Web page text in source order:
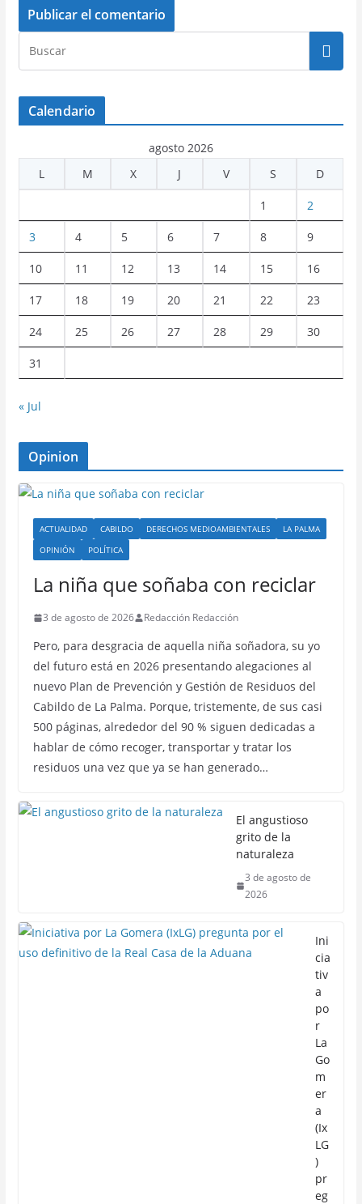
Calendario
agosto 2026
L
M X J V S D
1 2
3 4 5 6 7 8 9
10 11 12 13 14 15 16
17 18 19 20 21 22 23
24 25 26 27 28 29 30
31
« Jul
Opinion
ACTUALIDAD CABILDO DERECHOS MEDIOAMBIENTALES
LA PALMA
OPINIÓN
POLÍTICA
La niña que soñaba con reciclar
3 de agosto de 2026 Redacción Redacción
Pero, para desgracia de aquella niña soñadora, su yo
del futuro está en 2026 presentando alegaciones al
nuevo Plan de Prevención y Gestión de Residuos del
Cabildo de La Palma. Porque, tristemente, de sus casi
500 páginas, alrededor del 90 % siguen dedicadas a
hablar de cómo recoger, transportar y tratar los
residuos una vez que ya se han generado…
El angustioso
grito de la
naturaleza
3 de agosto de
2026
Ini
cia
tiv
a
po
r
La
Go
m
er
a
(Ix
LG
)
pr
eg